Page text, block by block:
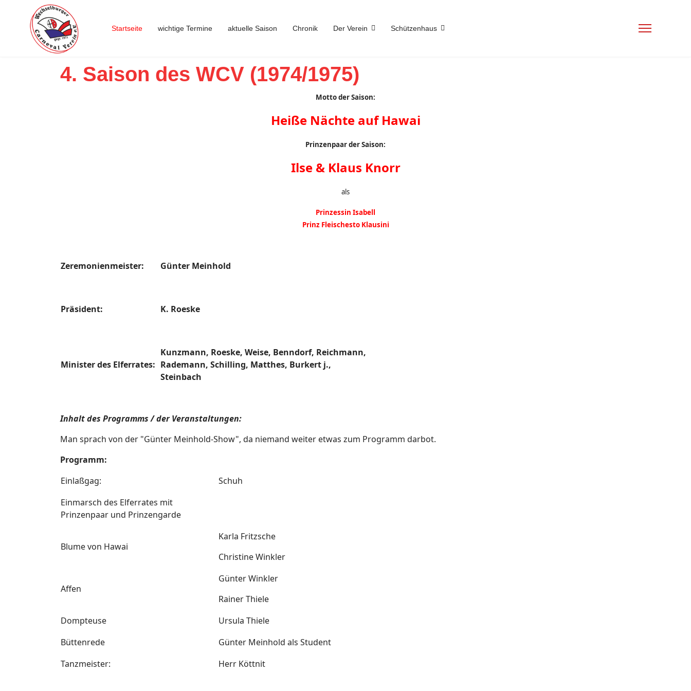
Startseite wichtige Termine aktuelle Saison Chronik Der Verein Schützenhaus
4. Saison des WCV (1974/1975)
Motto der Saison:
Heiße Nächte auf Hawai
Prinzenpaar der Saison:
Ilse & Klaus Knorr
als
Prinzessin Isabell
Prinz Fleischesto Klausini
Zeremonienmeister: Günter Meinhold
Präsident: K. Roeske
Minister des Elferrates:
Kunzmann, Roeske, Weise, Benndorf, Reichmann,
Rademann, Schilling, Matthes, Burkert j.,
Steinbach
Inhalt des Programms / der Veranstaltungen:
Man sprach von der "Günter Meinhold-Show", da niemand weiter etwas zum Programm darbot.
Programm:
Einlaßgag:
Schuh
Einmarsch des Elferrates mit
Prinzenpaar und Prinzengarde
Blume von Hawai
Karla Fritzsche
Christine Winkler
Affen
Günter Winkler
Rainer Thiele
Dompteuse
Ursula Thiele
Büttenrede
Günter Meinhold als Student
Tanzmeister:
Herr Köttnit